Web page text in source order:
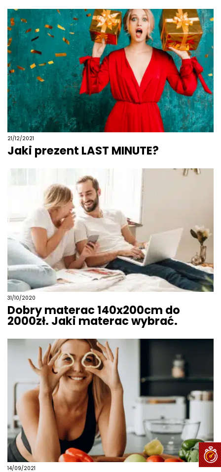
21/12/2021
Jaki prezent LAST MINUTE?
31/10/2020
Dobry materac 140x200cm do
2000zł. Jaki materac wybrać.
14/09/2021